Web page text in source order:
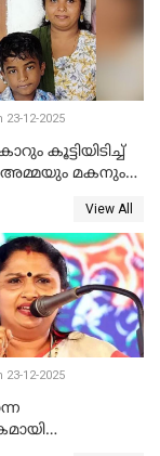
23-12-2025
കൂട്ടിയിടിച്ച്
View All
23-12-2025